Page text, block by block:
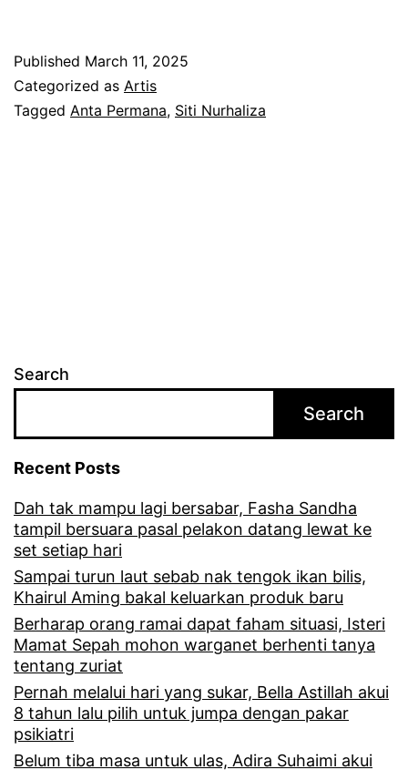
n
s
a
u
A
n
a
e
Published March 11, 2025
Categorized as Artis
Tagged Anta Permana, Siti Nurhaliza
Search
Search
Recent Posts
Dah tak mampu lagi bersabar, Fasha Sandha
tampil bersuara pasal pelakon datang lewat ke
set setiap hari
Sampai turun laut sebab nak tengok ikan bilis,
Khairul Aming bakal keluarkan produk baru
Berharap orang ramai dapat faham situasi, Isteri
Mamat Sepah mohon warganet berhenti tanya
tentang zuriat
Pernah melalui hari yang sukar, Bella Astillah akui
8 tahun lalu pilih untuk jumpa dengan pakar
psikiatri
Belum tiba masa untuk ulas, Adira Suhaimi akui